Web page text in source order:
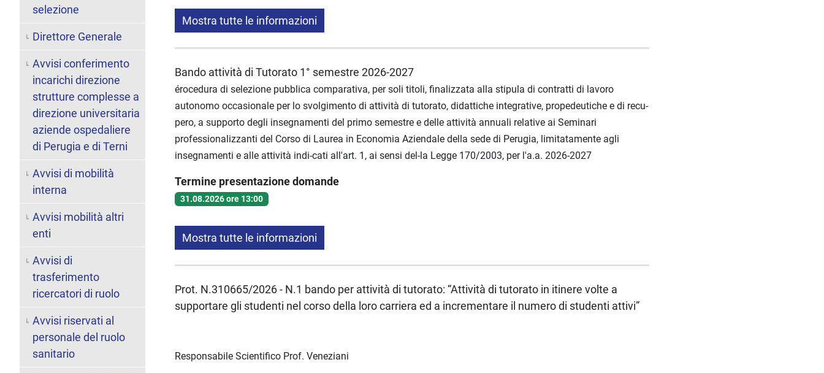
Mostra tutte le informazioni
Bando attività di Tutorato 1° semestre 2026-2027
érocedura di selezione pubblica comparativa, per soli titoli, finalizzata alla stipula di contratti di lavoro
autonomo occasionale per lo svolgimento di attività di tutorato, didattiche integrative, propedeutiche e di recu-
pero, a supporto degli insegnamenti del primo semestre e delle attività annuali relative ai Seminari
professionalizzanti del Corso di Laurea in Economia Aziendale della sede di Perugia, limitatamente agli
insegnamenti e alle attività indi-cati all'art. 1, ai sensi del-la Legge 170/2003, per l'a.a. 2026-2027
Termine presentazione domande
31.08.2026 ore 13:00
Mostra tutte le informazioni
Prot. N.310665/2026 - N.1 bando per attività di tutorato: “Attività di tutorato in itinere volte a
supportare gli studenti nel corso della loro carriera ed a incrementare il numero di studenti attivi”
Responsabile Scientifico Prof. Veneziani
selezione
Direttore Generale
Avvisi conferimento
incarichi direzione
strutture complesse a
direzione universitaria
aziende ospedaliere
di Perugia e di Terni
Avvisi di mobilità
interna
Avvisi mobilità altri
enti
Avvisi di
trasferimento
ricercatori di ruolo
Avvisi riservati al
personale del ruolo
sanitario